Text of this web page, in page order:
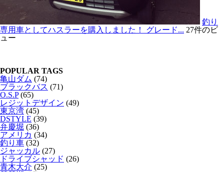
釣り
専用車としてハスラーを購入しました！ グレード... 27件のビ
ュー
POPULAR TAGS
亀山ダム (74)
ブラックバス (71)
O.S.P(65)
レジットデザイン (49)
東京湾 (45)
DSTYLE (39)
弁慶堀 (36)
アメリカ (34)
釣り車 (32)
ジャッカル (27)
ドライブシャッド (26)
青木大介 (25)